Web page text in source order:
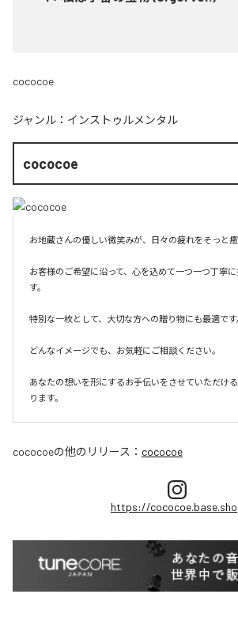
cococoe
ジャンル： インストゥルメンタル
cococoe
お地蔵さんの優しい微笑みが、日々の疲れをそっと癒
お客様のご希望に沿って、心を込めて一つ一つ丁寧
す。
特別な一枚として、大切な方への贈り物にも最適です
どんなイメージでも、お気軽にご相談ください。
あなたの想いを形にするお手伝いをさせていただけ
ります。
cococoeの他のリリース： cococoe
https://